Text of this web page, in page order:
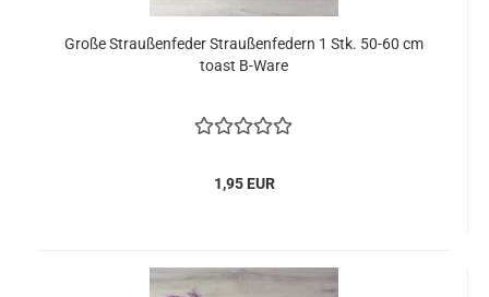
Große Straußenfeder Straußenfedern 1 Stk. 50-60 cm
toast B-Ware
1,95 EUR